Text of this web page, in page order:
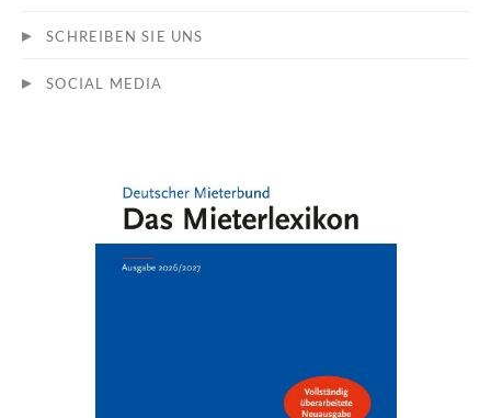
SCHREIBEN SIE UNS
SOCIAL MEDIA